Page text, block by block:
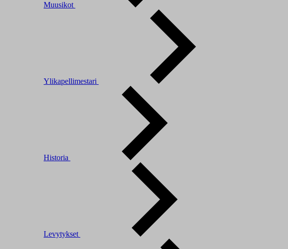
Muusikot
Ylikapellimestari
Historia
Levytykset